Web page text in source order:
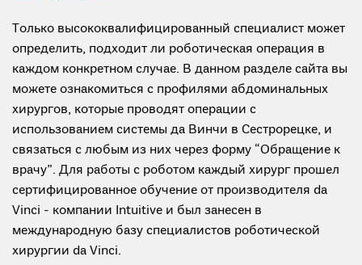
Только высококвалифицированный специалист может
определить, подходит ли роботическая операция в
каждом конкретном случае. В данном разделе сайта вы
можете ознакомиться с профилями абдоминальных
хирургов, которые проводят операции с
использованием системы да Винчи в Сестрорецке, и
связаться с любым из них через форму “Обращение к
врачу”. Для работы с роботом каждый хирург прошел
сертифицированное обучение от производителя da
Vinci - компании Intuitive и был занесен в
международную базу специалистов роботической
хирургии da Vinci.